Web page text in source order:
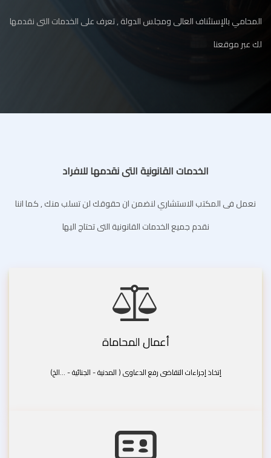
المحامي بالإستئناف العالى ومجلس الدولة , تعرف على الخدمات التى نقدمها
لك عبر موقعنا
الخدمات القانونية التى نقدمها للافراد
نعمل فى المكتب الاستشاري لنضمن ان حقوقك لن تسلب منك , كما اننا
نقدم جميع الخدمات القانونية التى تحتاج اليها
أعمال المحاماة
إتخاذ إجراءات التقاضى رفع الدعاوى ( المدنية - الجنائية - ...الخ)